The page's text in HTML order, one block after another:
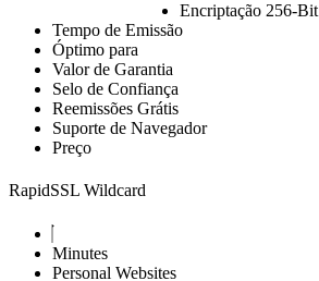
Encriptação 256-Bit
Tempo de Emissão
Óptimo para
Valor de Garantia
Selo de Confiança
Reemissões Grátis
Suporte de Navegador
Preço
RapidSSL Wildcard
Minutes
Personal Websites